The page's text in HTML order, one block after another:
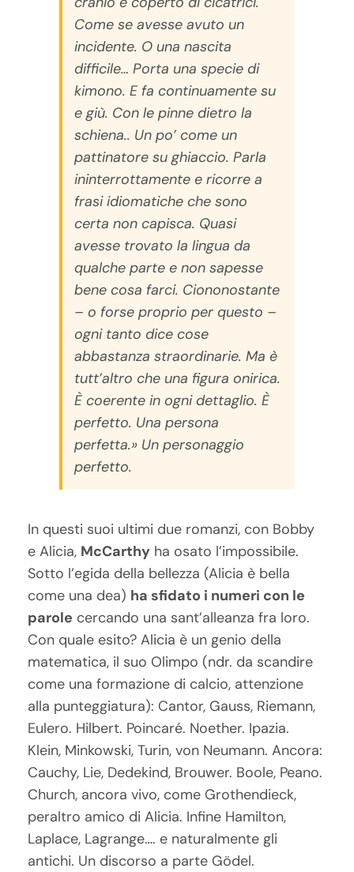
Come se avesse avuto un
incidente. O una nascita
difficile… Porta una specie di
kimono. E fa continuamente su
e giù. Con le pinne dietro la
schiena.. Un po’ come un
pattinatore su ghiaccio. Parla
ininterrottamente e ricorre a
frasi idiomatiche che sono
certa non capisca. Quasi
avesse trovato la lingua da
qualche parte e non sapesse
bene cosa farci. Ciononostante
– o forse proprio per questo –
ogni tanto dice cose
abbastanza straordinarie. Ma è
tutt’altro che una figura onirica.
È coerente in ogni dettaglio. È
perfetto. Una persona
perfetta.» Un personaggio
perfetto.
In questi suoi ultimi due romanzi, con Bobby
e Alicia, McCarthy ha osato l’impossibile.
Sotto l’egida della bellezza (Alicia è bella
come una dea) ha sfidato i numeri con le
parole cercando una sant’alleanza fra loro.
Con quale esito? Alicia è un genio della
matematica, il suo Olimpo (ndr. da scandire
come una formazione di calcio, attenzione
alla punteggiatura): Cantor, Gauss, Riemann,
Eulero. Hilbert. Poincaré. Noether. Ipazia.
Klein, Minkowski, Turin, von Neumann. Ancora:
Cauchy, Lie, Dedekind, Brouwer. Boole, Peano.
Church, ancora vivo, come Grothendieck,
peraltro amico di Alicia. Infine Hamilton,
Laplace, Lagrange…. e naturalmente gli
antichi. Un discorso a parte Gödel.